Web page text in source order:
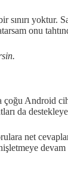
yoktur.
onu
Android
da
net